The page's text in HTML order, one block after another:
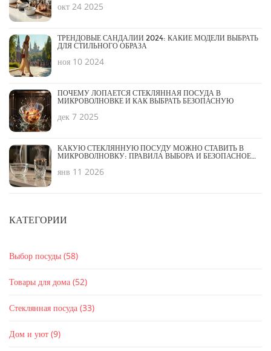
окт 24 2025
ТРЕНДОВЫЕ САНДАЛИИ 2024: КАКИЕ МОДЕЛИ ВЫБРАТЬ
ДЛЯ СТИЛЬНОГО ОБРАЗА
ноя 10 2024
ПОЧЕМУ ЛОПАЕТСЯ СТЕКЛЯННАЯ ПОСУДА В
МИКРОВОЛНОВКЕ И КАК ВЫБРАТЬ БЕЗОПАСНУЮ
дек 7 2025
КАКУЮ СТЕКЛЯННУЮ ПОСУДУ МОЖНО СТАВИТЬ В
МИКРОВОЛНОВКУ: ПРАВИЛА ВЫБОРА И БЕЗОПАСНОЕ
янв 11 2026
КАТЕГОРИИ
Выбор посуды (58)
Товары для дома (52)
Стеклянная посуда (33)
Дом и уют (9)